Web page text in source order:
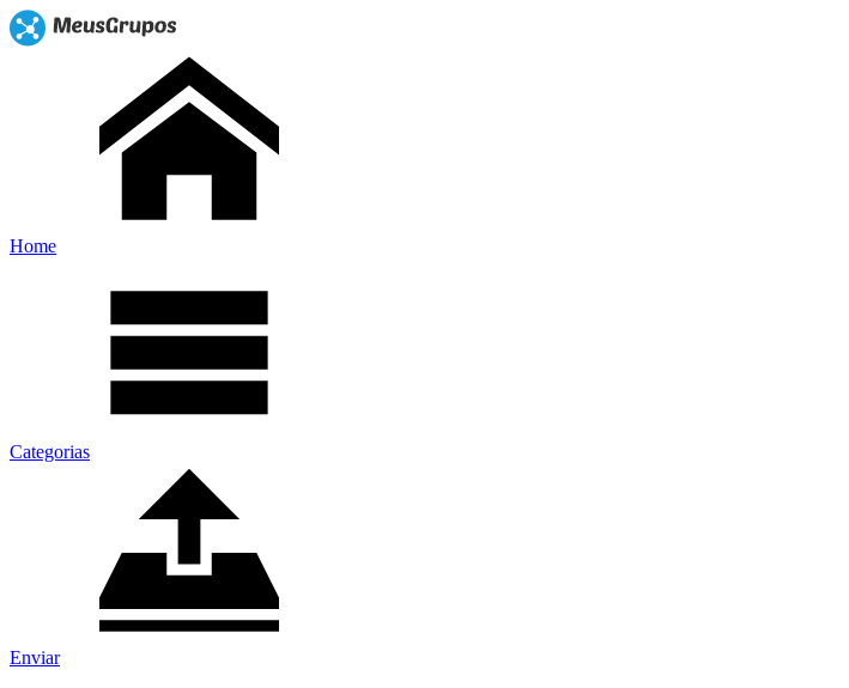
Home
Categorias
Enviar